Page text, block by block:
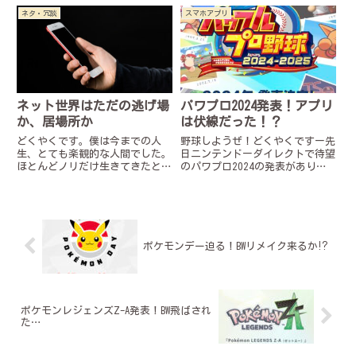
ーボーボボ読んでますかぁ？読ん
でる人は俺の話を聞いていけ……
そうじゃない奴はコイツで予習し
てくれ！！▼少年ジャンプ＋
みんなもブログやって欲しい！何
事もはじめの一歩から！実際に成
果が発生したページはこちら！小
さ...
ネタ・冗談
ネット世界はただの逃げ場
か、居場所か
どくやくです。僕は今までの人
生、とても楽観的な人間でした。
ほとんどノリだけ生きてきたと言
心に傷を負った人や鬱、自傷行為
に...
スマホアプリ
パワプロ2024発表！アプリ
は伏線だった！？
野球しようぜ！どくやくですー先
日ニンテンドーダイレクトで待望
のパワプロ2024の発表がありま
注...
ポケモンデー迫る！BWリメイク来るか⁉︎
ポケモンレジェンズZ-A発表！BW飛ばされ
た…